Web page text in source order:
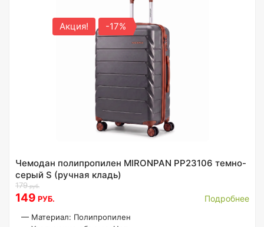
Акция! -17%
Чемодан полипропилен MIRONPAN PP23106 темно-
серый S (ручная кладь)
179руб.
149 РУБ. Подробнее
— Материал: Полипропилен